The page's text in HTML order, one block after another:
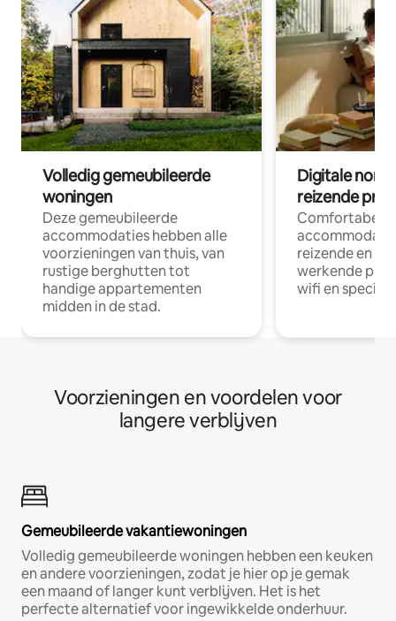
Volledig gemeubileerde
woningen
Deze gemeubileerde
accommodaties hebben alle
voorzieningen van thuis, van
rustige berghutten tot
handige appartementen
midden in de stad.
Digitale
reizende
Comfortabele
reizende en
werkende
wifi en
Voorzieningen en voordelen voor
langere verblijven
Gemeubileerde vakantiewoningen
Volledig gemeubileerde woningen hebben een keuken
en andere voorzieningen, zodat je hier op je gemak
een maand of langer kunt verblijven. Het is het
perfecte alternatief voor ingewikkelde onderhuur.